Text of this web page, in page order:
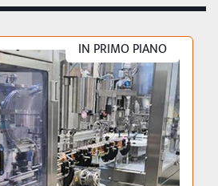
IN PRIMO PIANO